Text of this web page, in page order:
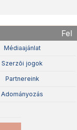
Fel
Médiaajánlat
Szerzõi jogok
Partnereink
Adományozás